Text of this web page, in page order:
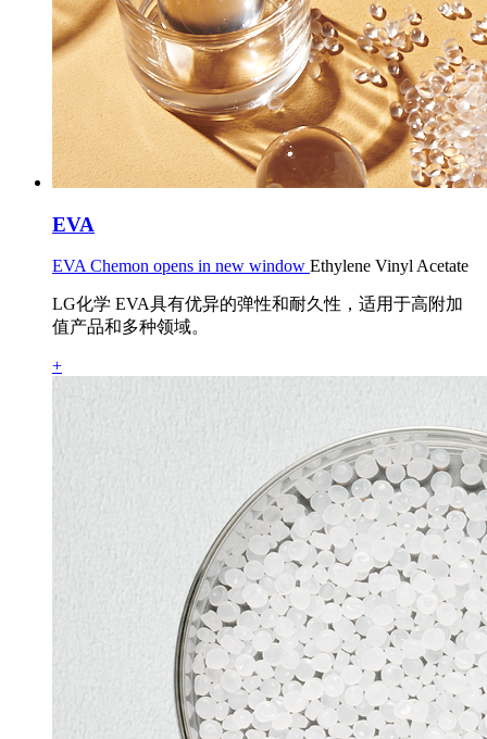
EVA
EVA Chemon opens in new window Ethylene Vinyl Acetate
LG化学 EVA具有优异的弹性和耐久性，适用于高附加
值产品和多种领域。
+